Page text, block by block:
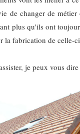
de changer de
plus qu'ils ont
la fabrication de celle-
je peux vous